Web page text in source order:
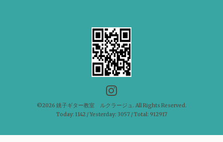
©2026 銚子ギター教室 ルクラージュ . All Rights Reserved.
Today: 1142/ Yesterday: 3057/ Total: 912917